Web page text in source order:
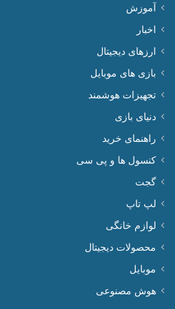
آموزش
اخبار
ارزهای دیجیتال
بازی های موبایل
تجهیزات هوشمند
دنیای بازی
راهنمای خرید
کنسول ها و پی سی
گجت
لپ تاپ
لوازم خانگی
محصولات دیجیتال
موبایل
هوش مصنوعی